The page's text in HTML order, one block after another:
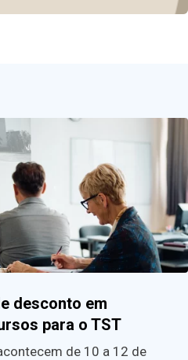
desconto em
para o TST
de 10 a 12 de